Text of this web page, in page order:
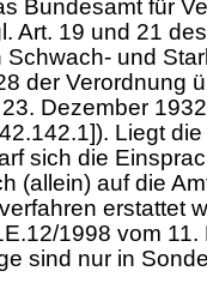
Bundesamt für
Art. 19 und 21
Schwach- und
der Verordnung
Dezember
). Liegt
sich die
(allein) auf die
erstattet
1998 vom
sind nur in